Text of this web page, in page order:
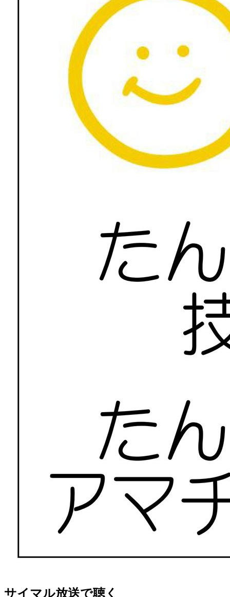
サイマル放送で聴く